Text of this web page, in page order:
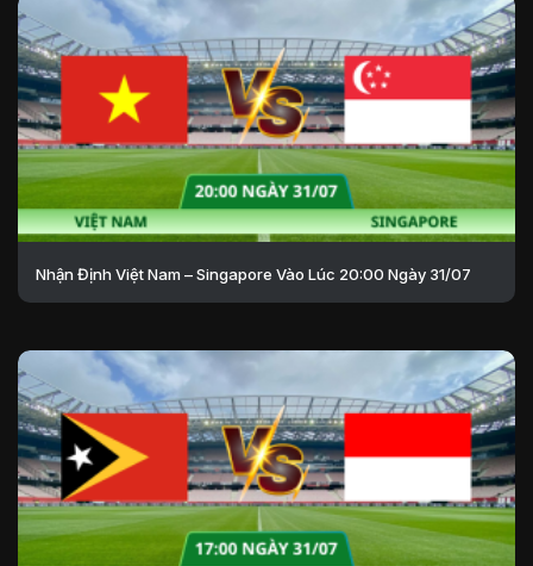
Nhận Định Việt Nam – Singapore Vào Lúc 20:00 Ngày 31/07